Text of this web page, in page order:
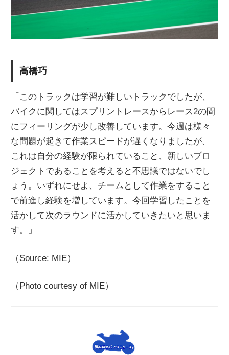
高橋巧
「このトラックは学習が難しいトラックでしたが、
バイクに関してはスプリントレースからレース2の間
にフィーリングが少し改善しています。今週は様々
な問題が起きて作業スピードが遅くなりましたが、
これは自分の経験が限られていること、新しいプロ
ジェクトであることを考えると不思議ではないでし
ょう。いずれにせよ、チームとして作業をすること
で前進し経験を増しています。今回学習したことを
活かして次のラウンドに活かしていきたいと思いま
す。」
（Source: MIE）
（Photo courtesy of MIE）